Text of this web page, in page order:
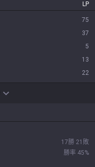
LP
75
37
5
13
22
17勝 21 敗
勝率 45%